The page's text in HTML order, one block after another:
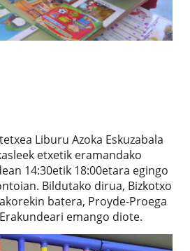
Liburu Azoka Eskuzabala
etxetik eramandako
14:30etik 18:00etara egingo
Bildutako dirua, Bizkotxo
batera, Proyde-Proega
emango diote.